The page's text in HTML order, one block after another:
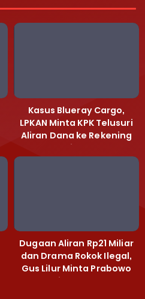
Kasus Blueray Cargo,
LPKAN Minta KPK Telusuri
Aliran Dana ke Rekening
Heri Black
Dugaan Aliran Rp21 Miliar
dan Drama Rokok Ilegal,
Gus Lilur Minta Prabowo
Bertindak Tegas